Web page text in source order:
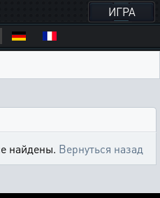
ИГРА
найдены. Вернуться назад